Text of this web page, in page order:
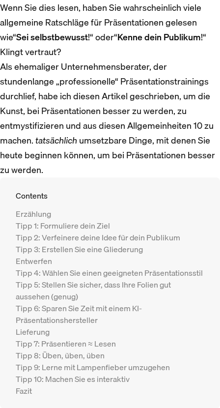
Wenn Sie dies lesen, haben Sie wahrscheinlich viele
allgemeine Ratschläge für Präsentationen gelesen
wie“Sei selbstbewusst!“ oder“Kenne dein Publikum!“
Klingt vertraut?
Als ehemaliger Unternehmensberater, der
stundenlange „professionelle“ Präsentationstrainings
durchlief, habe ich diesen Artikel geschrieben, um die
Kunst, bei Präsentationen besser zu werden, zu
entmystifizieren und aus diesen Allgemeinheiten 10 zu
machen.tatsächlichumsetzbare Dinge, mit denen Sie
heute beginnen können, um bei Präsentationen besser
zu werden.
Contents
Erzählung
Tipp 1: Formuliere dein Ziel
Tipp 2: Verfeinere deine Idee für dein Publikum
Tipp 3: Erstellen Sie eine Gliederung
Entwerfen
Tipp 4: Wählen Sie einen geeigneten Präsentationsstil
Tipp 5: Stellen Sie sicher, dass Ihre Folien gut
aussehen (genug)
Tipp 6: Sparen Sie Zeit mit einem KI-
Präsentationshersteller
Lieferung
Tipp 7: Präsentieren ≈ Lesen
Tipp 8: Üben, üben, üben
Tipp 9: Lerne mit Lampenfieber umzugehen
Tipp 10: Machen Sie es interaktiv
Fazit